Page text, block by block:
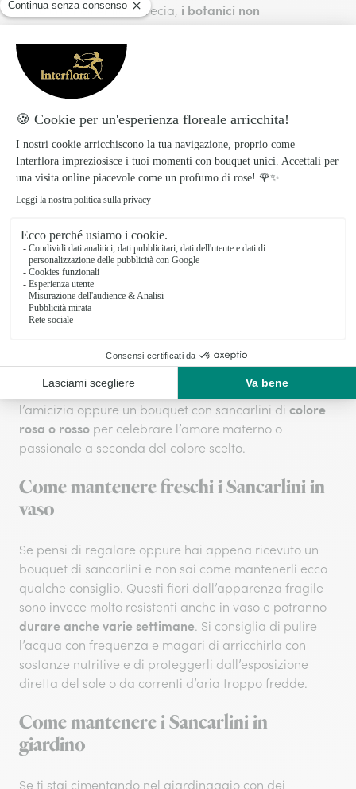
fatto che nell’Antica Grecia, i botanici non
distinguevano i crisantemi dai sancarlinia causa
della loro somiglianza. Crisantemo in greco significa
fiore dell’oro e questo significato si è trasmesso nel
tempo anche ai Sancarlini e rimane tutt'ora valido nel
due fiori per via del loro significato: se i Sancarlini sono
simbolo di vita, il Crisantemo invece simboleggia la
morte. Ecco che il nome Sancarlino è stato dato anche
per riuscire a distinguere questi due fiori che seppur
con un aspetto simile hanno un
Quando regalare i sancarlini
Grazie al loro significato molto positivo, i Sancarlini
sono fiori che si possono regalare in varie occasioni.
Composizioni o bouquet con sancarlini di
come simbolo e augurio di purezza e di
lunga vita. Ideale anche una composizione di fiori misti
con dei sancarlini di colore giallo per celebrare
l’amicizia oppure un bouquet con sancarlini di colore
rosa o rosso per celebrare l’amore materno o
passionale a seconda del colore scelto.
Come mantenere freschi i Sancarlini in
vaso
Se pensi di regalare oppure hai appena ricevuto un
bouquet di sancarlini e non sai come mantenerli ecco
qualche consiglio. Questi fiori dall’apparenza fragile
sono invece molto resistenti anche in vaso e potranno
durare anche varie settimane. Si consiglia di pulire
l’acqua con frequenza e magari di arricchirla con
sostanze nutritive e di proteggerli dall’esposizione
diretta del sole o da correnti d’aria troppo fredde.
Come mantenere i Sancarlini in
giardino
Se ti stai cimentando nel giardinaggio con dei